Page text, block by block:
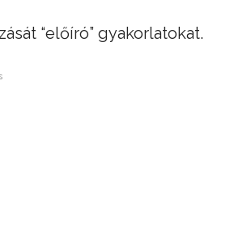
“előíró” gyakorlatokat.